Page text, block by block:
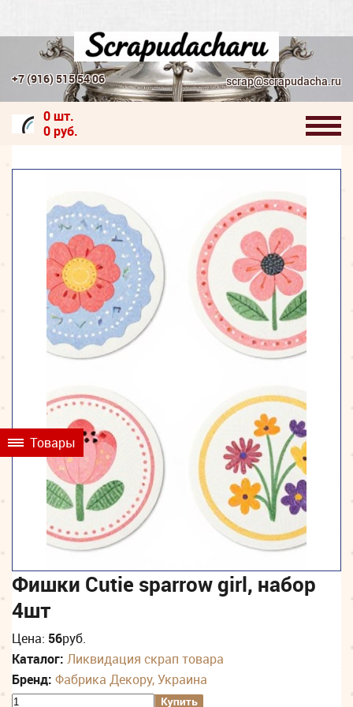
+7 (916) 515 54 06 scrap@scrapudacha.ru
0 шт.
0 руб.
Фишки Cutie sparrow girl, набор
4шт
Цена: 56руб.
Каталог: Ликвидация скрап товара
Бренд: Фабрика Декору, Украина
Товары